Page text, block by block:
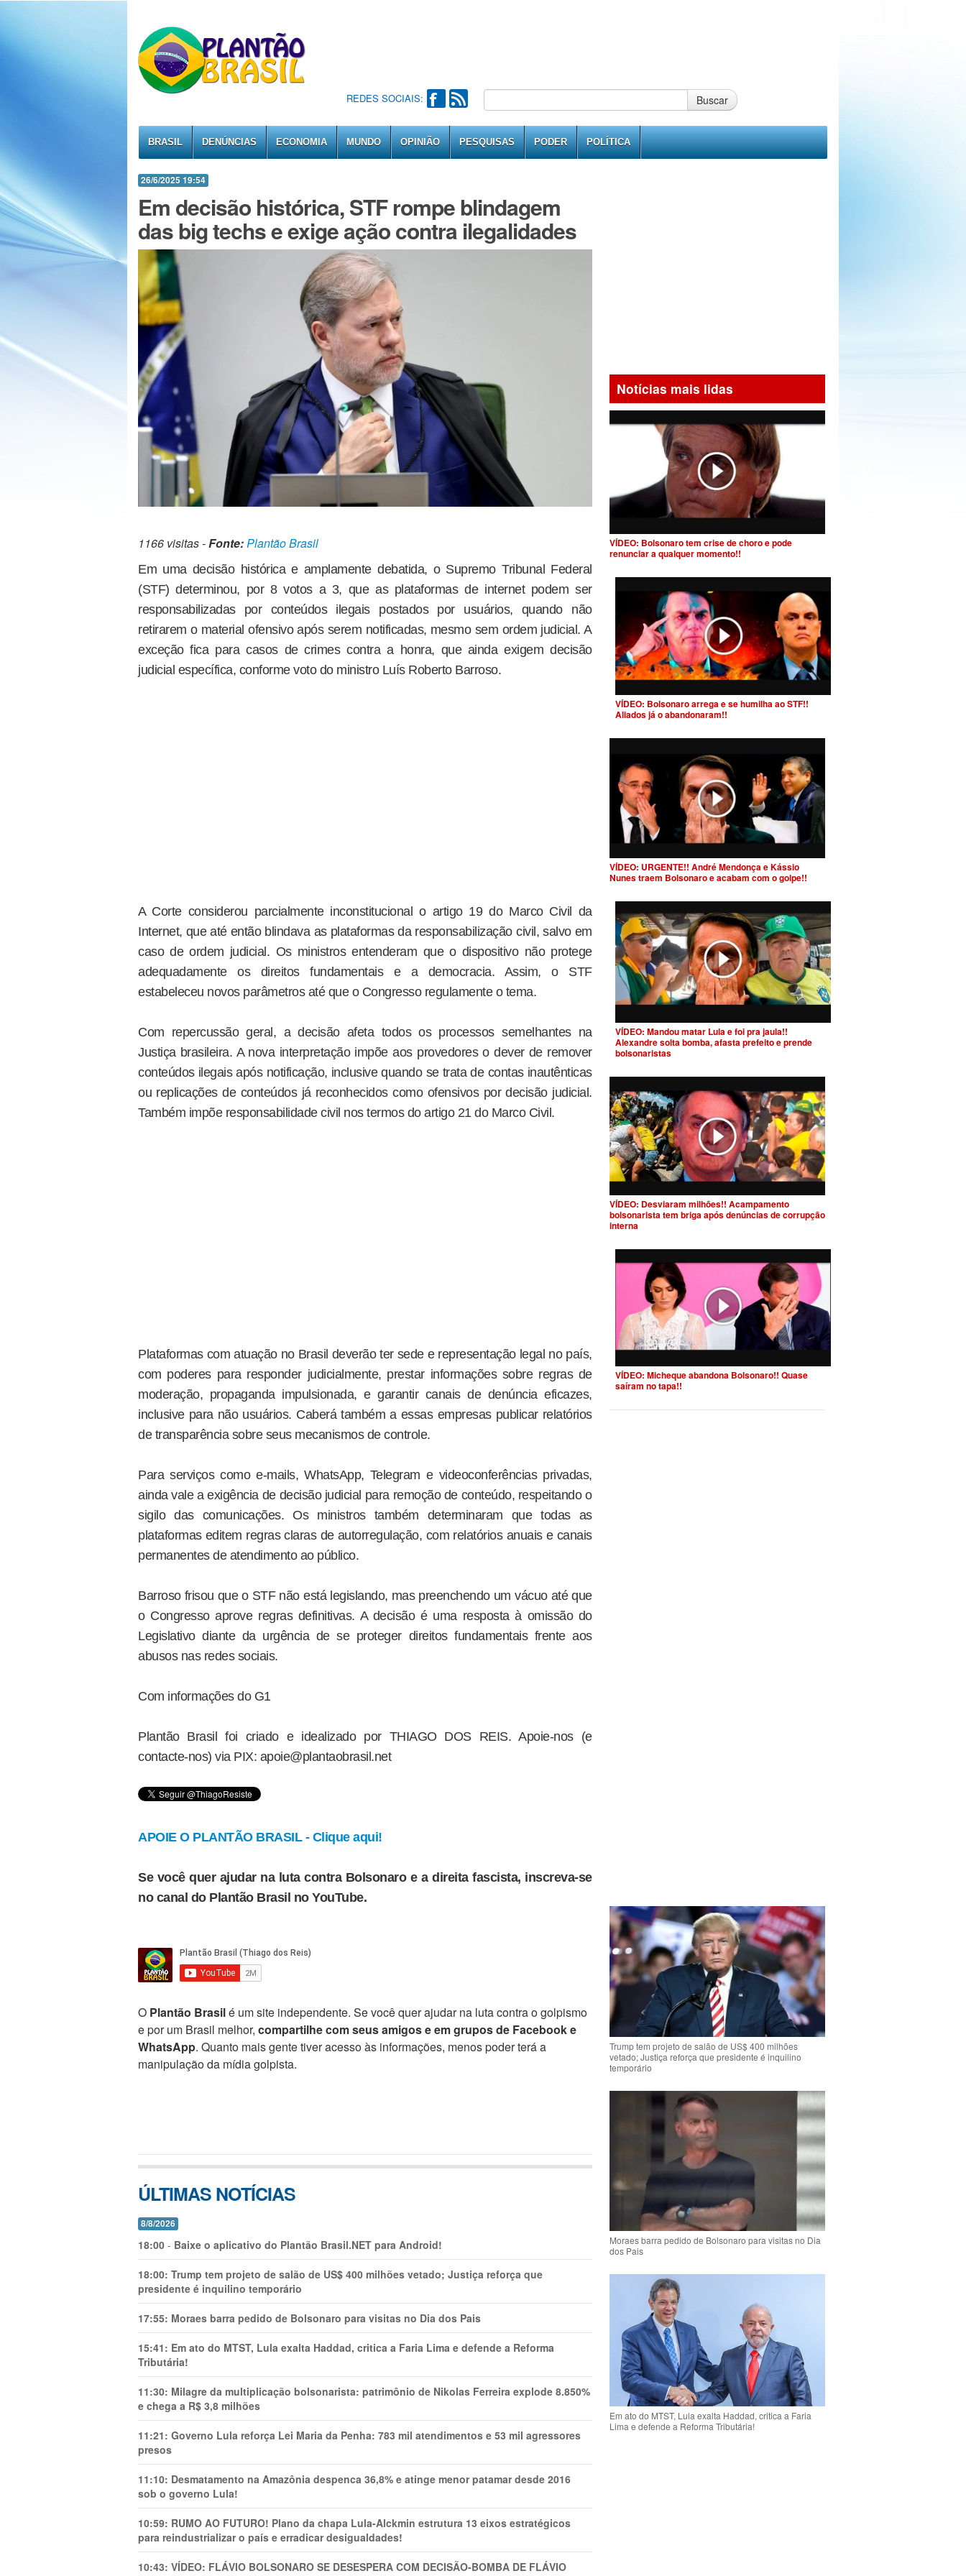
REDES SOCIAIS: Buscar
BRASIL DENÚNCIAS ECONOMIA MUNDO OPINIÃO PESQUISAS PODER POLÍTICA
26/6/2025 19:54
Em decisão histórica, STF rompe blindagem
das big techs e exige ação contra ilegalidades
1166 visitas -Fonte:Plantão Brasil
Em uma decisão histórica e amplamente debatida, o Supremo Tribunal Federal
(STF) determinou, por 8 votos a 3, que as plataformas de internet podem ser
responsabilizadas por conteúdos ilegais postados por usuários, quando não
retirarem o material ofensivo após serem notificadas, mesmo sem ordem judicial. A
exceção fica para casos de crimes contra a honra, que ainda exigem decisão
judicial específica, conforme voto do ministro Luís Roberto Barroso.
A Corte considerou parcialmente inconstitucional o artigo 19 do Marco Civil da
Internet, que até então blindava as plataformas da responsabilização civil, salvo em
caso de ordem judicial. Os ministros entenderam que o dispositivo não protege
adequadamente os direitos fundamentais e a democracia. Assim, o STF
estabeleceu novos parâmetros até que o Congresso regulamente o tema.
Com repercussão geral, a decisão afeta todos os processos semelhantes na
Justiça brasileira. A nova interpretação impõe aos provedores o dever de remover
conteúdos ilegais após notificação, inclusive quando se trata de contas inautênticas
ou replicações de conteúdos já reconhecidos como ofensivos por decisão judicial.
Também impõe responsabilidade civil nos termos do artigo 21 do Marco Civil.
Plataformas com atuação no Brasil deverão ter sede e representação legal no país,
com poderes para responder judicialmente, prestar informações sobre regras de
moderação, propaganda impulsionada, e garantir canais de denúncia eficazes,
inclusive para não usuários. Caberá também a essas empresas publicar relatórios
de transparência sobre seus mecanismos de controle.
Para serviços como e-mails, WhatsApp, Telegram e videoconferências privadas,
ainda vale a exigência de decisão judicial para remoção de conteúdo, respeitando o
sigilo das comunicações. Os ministros também determinaram que todas as
plataformas editem regras claras de autorregulação, com relatórios anuais e canais
permanentes de atendimento ao público.
Barroso frisou que o STF não está legislando, mas preenchendo um vácuo até que
o Congresso aprove regras definitivas. A decisão é uma resposta à omissão do
Legislativo diante da urgência de se proteger direitos fundamentais frente aos
abusos nas redes sociais.
Com informações do G1
Plantão Brasil foi criado e idealizado por THIAGO DOS REIS. Apoie-nos (e
contacte-nos) via PIX: apoie@plantaobrasil.net
APOIE O PLANTÃO BRASIL - Clique aqui!
Se você quer ajudar na luta contra Bolsonaro e a direita fascista, inscreva-se
no canal do Plantão Brasil no YouTube.
O Plantão Brasilé um site independente. Se você quer ajudar na luta contra o golpismo
e por um Brasil melhor, compartilhe com seus amigos e em grupos de Facebook e
WhatsApp. Quanto mais gente tiver acesso às informações, menos poder terá a
manipulação da mídia golpista.
ÚLTIMAS NOTÍCIAS
8/8/2026
18:00 - Baixe o aplicativo do Plantão Brasil.NET para Android!
18:00: Trump tem projeto de salão de US$ 400 milhões vetado; Justiça reforça que
presidente é inquilino temporário
17:55: Moraes barra pedido de Bolsonaro para visitas no Dia dos Pais
15:41: Em ato do MTST, Lula exalta Haddad, critica a Faria Lima e defende a Reforma
Tributária!
11:30: Milagre da multiplicação bolsonarista: patrimônio de Nikolas Ferreira explode 8.850%
e chega a R$ 3,8 milhões
11:21: Governo Lula reforça Lei Maria da Penha: 783 mil atendimentos e 53 mil agressores
presos
11:10: Desmatamento na Amazônia despenca 36,8% e atinge menor patamar desde 2016
sob o governo Lula!
10:59: RUMO AO FUTURO! Plano da chapa Lula-Alckmin estrutura 13 eixos estratégicos
para reindustrializar o país e erradicar desigualdades!
10:43: VÍDEO: FLÁVIO BOLSONARO SE DESESPERA COM DECISÃO-BOMBA DE FLÁVIO
Notícias mais lidas
VÍDEO: Bolsonaro tem crise de choro e pode
renunciar a qualquer momento!!
VÍDEO: Bolsonaro arrega e se humilha ao STF!!
Aliados já o abandonaram!!
VÍDEO: URGENTE!! André Mendonça e Kássio
Nunes traem Bolsonaro e acabam com o golpe!!
VÍDEO: Mandou matar Lula e foi pra jaula!!
Alexandre solta bomba, afasta prefeito e prende
bolsonaristas
VÍDEO: Desviaram milhões!! Acampamento
bolsonarista tem briga após denúncias de corrupção
interna
VÍDEO: Micheque abandona Bolsonaro!! Quase
saíram no tapa!!
Trump tem projeto de salão de US$ 400 milhões
vetado; Justiça reforça que presidente é inquilino
temporário
Moraes barra pedido de Bolsonaro para visitas no Dia
dos Pais
Em ato do MTST, Lula exalta Haddad, critica a Faria
Lima e defende a Reforma Tributária!